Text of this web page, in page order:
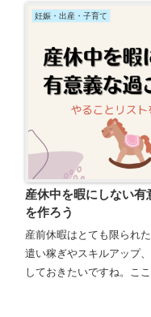
妊娠・出産・子育て
産休中を暇にしない有
を作ろう
産前休暇はとても限られ
遣い稼ぎやスキルアップ
しておきたいですね。こ
やるべきことやおすすめ